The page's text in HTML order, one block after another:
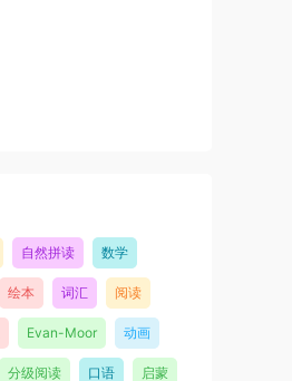
自然拼读 数学
绘本 词汇 阅读
Evan-Moor 动画
分级阅读 口语 启蒙